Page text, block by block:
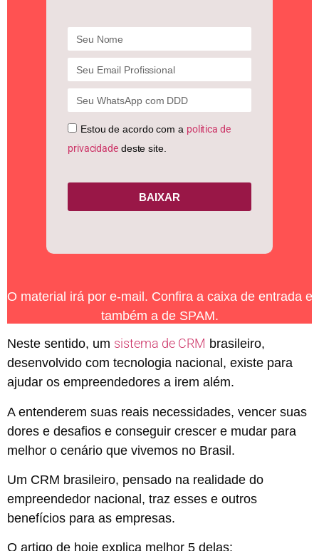
Estou de acordo com a política de
privacidadedeste site.
BAIXAR
O material irá por e-mail. Confira a caixa de entrada e
também a de SPAM.
Neste sentido, um sistema de CRM brasileiro,
desenvolvido com tecnologia nacional, existe para
ajudar os empreendedores a irem além.
A entenderem suas reais necessidades, vencer suas
dores e desafios e conseguir crescer e mudar para
melhor o cenário que vivemos no Brasil.
Um CRM brasileiro, pensado na realidade do
empreendedor nacional, traz esses e outros
benefícios para as empresas.
O artigo de hoje explica melhor 5 delas: